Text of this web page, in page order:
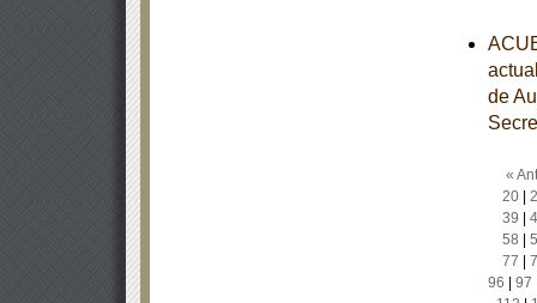
de
«
20|
39
58
77
96
97